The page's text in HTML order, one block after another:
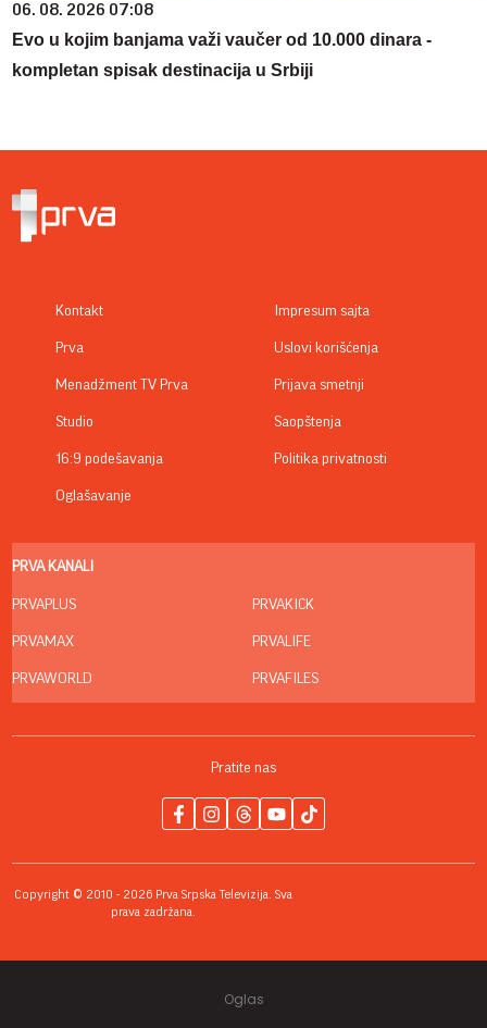
06. 08. 2026 07:08
Evo u kojim banjama važi vaučer od 10.000 dinara -
kompletan spisak destinacija u Srbiji
Kontakt
Prva
Menadžment TV Prva
Studio
16:9 podešavanja
Oglašavanje
Impresum sajta
Uslovi korišćenja
Prijava smetnji
Saopštenja
Politika privatnosti
PRVA KANALI
PRVAPLUS
PRVAMAX
PRVAWORLD
PRVAKICK
PRVALIFE
PRVAFILES
Pratite nas
Copyright © 2010 - 2026 Prva Srpska Televizija. Sva
prava zadržana.